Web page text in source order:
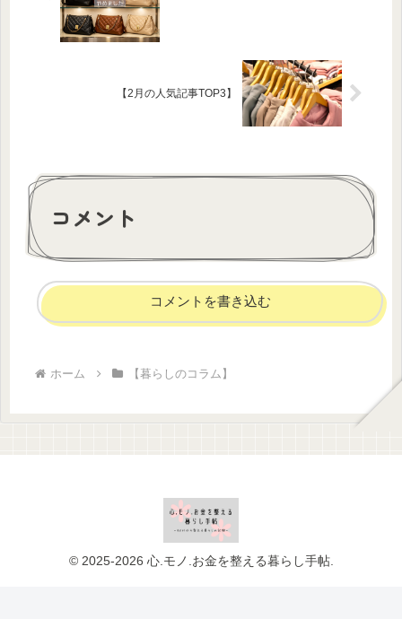
【2月の人気記事TOP3】
コメント
コメントを書き込む
ホーム 【暮らしのコラム】
© 2025-2026 心.モノ.お金を整える暮らし手帖.